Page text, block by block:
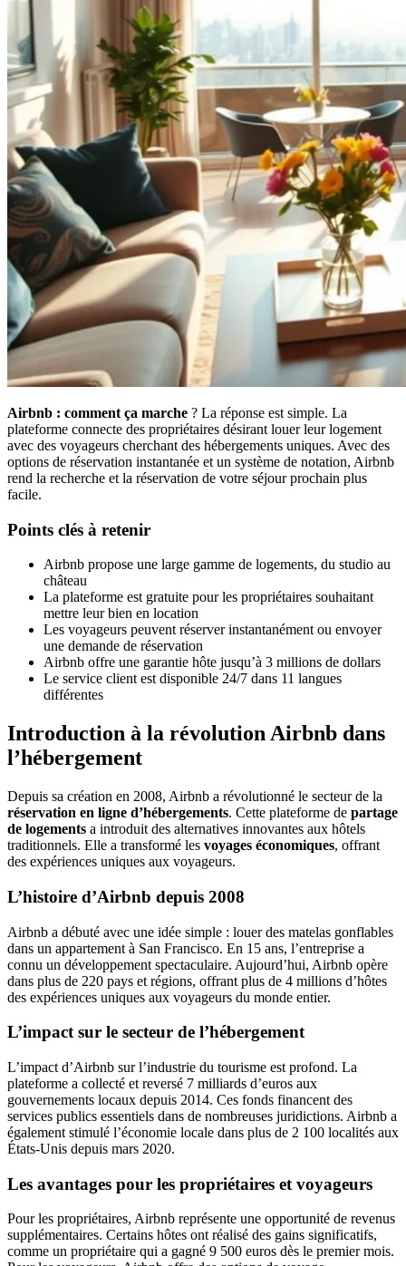
Airbnb : comment ça marche ? La réponse est simple. La
plateforme connecte des propriétaires désirant louer leur logement
avec des voyageurs cherchant des hébergements uniques. Avec des
options de réservation instantanée et un système de notation, Airbnb
rend la recherche et la réservation de votre séjour prochain plus
facile.
Points clés à retenir
Airbnb propose une large gamme de logements, du studio au
château
La plateforme est gratuite pour les propriétaires souhaitant
mettre leur bien en location
Les voyageurs peuvent réserver instantanément ou envoyer
une demande de réservation
Airbnb offre une garantie hôte jusqu’à 3 millions de dollars
Le service client est disponible 24/7 dans 11 langues
différentes
Introduction à la révolution Airbnb dans
l’hébergement
Depuis sa création en 2008, Airbnb a révolutionné le secteur de la
réservation en ligne d’hébergements. Cette plateforme de partage
de logements a introduit des alternatives innovantes aux hôtels
traditionnels. Elle a transformé les voyages économiques, offrant
des expériences uniques aux voyageurs.
L’histoire d’Airbnb depuis 2008
Airbnb a débuté avec une idée simple : louer des matelas gonflables
dans un appartement à San Francisco. En 15 ans, l’entreprise a
connu un développement spectaculaire. Aujourd’hui, Airbnb opère
dans plus de 220 pays et régions, offrant plus de 4 millions d’hôtes
des expériences uniques aux voyageurs du monde entier.
L’impact sur le secteur de l’hébergement
L’impact d’Airbnb sur l’industrie du tourisme est profond. La
plateforme a collecté et reversé 7 milliards d’euros aux
gouvernements locaux depuis 2014. Ces fonds financent des
services publics essentiels dans de nombreuses juridictions. Airbnb a
également stimulé l’économie locale dans plus de 2 100 localités aux
États-Unis depuis mars 2020.
Les avantages pour les propriétaires et voyageurs
Pour les propriétaires, Airbnb représente une opportunité de revenus
supplémentaires. Certains hôtes ont réalisé des gains significatifs,
comme un propriétaire qui a gagné 9 500 euros dès le premier mois.